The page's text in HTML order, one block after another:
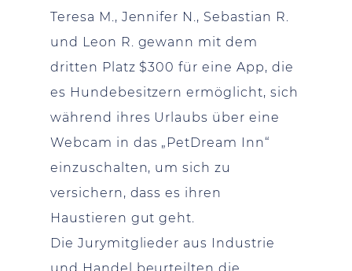
Teresa M., Jennifer N., Sebastian R.
und Leon R. gewann mit dem
dritten Platz $300 für eine App, die
es Hundebesitzern ermöglicht, sich
während ihres Urlaubs über eine
Webcam in das „PetDream Inn“
einzuschalten, um sich zu
versichern, dass es ihren
Haustieren gut geht.
Die Jurymitglieder aus Industrie